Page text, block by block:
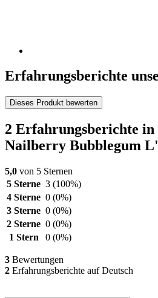
Erfahrungsberichte
Dieses Produkt bewerten
2 Erfahrungsberichte in
Nailberry Bubblegum
5,0 von 5 Sternen
5 Sterne 3 (100%)
4 Sterne 0 (0%)
3 Sterne 0 (0%)
2 Sterne 0 (0%)
1 Stern
0 (0%)
3 Bewertungen
2 Erfahrungsberichte auf Deutsch